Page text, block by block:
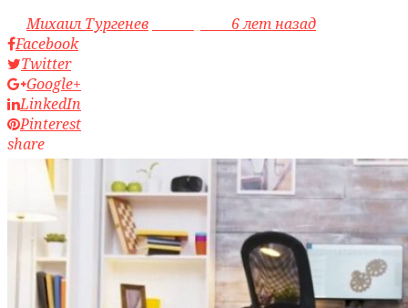
byМихаил Тургенев
6 лет назад
Facebook
Twitter
Google+
LinkedIn
Pinterest
share